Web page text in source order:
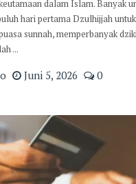
dalam Islam. Banyak
hari pertama Dzulhijjah
sunnah, memperbanyak
...
Juni 5, 2026 0